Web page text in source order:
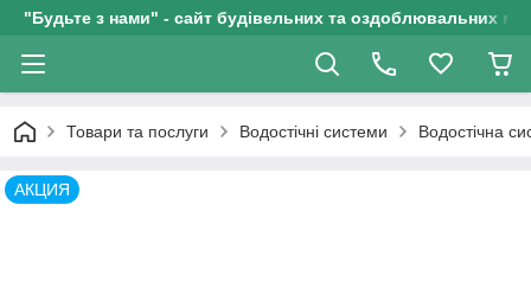
"Будьте з нами" - сайт будівельних та оздоблювальних
Товари та послуги Водостічні системи Водостічна
АКЦИЯ